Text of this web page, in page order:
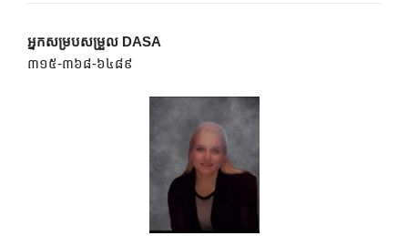
អ្នកសម្របសម្រួល DASA
៣១៥-៣៦៨-៦៤៨៩